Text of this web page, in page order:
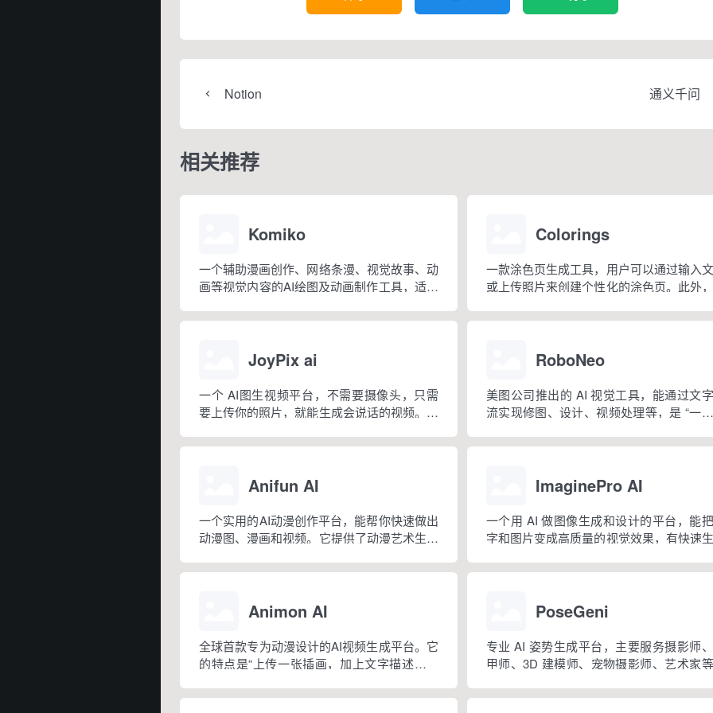
Notion 通义千问
相关推荐
Komiko
一个辅助漫画创作、网络条漫、视觉故事、动
画等视觉内容的AI绘图及动画制作工具，适合
者，以及那些不具备专业绘画技能但想创作漫
Colorings
一款涂色页生成工具，用户可以通过输入
或上传照片来创建个性化的涂色页。此外
陀罗、节日等主题，适合各个年龄段的人
JoyPix ai
一个 AI图生视频平台，不需要摄像头，只需
要上传你的照片，就能生成会说话的视频。整
像、制作视频。
RoboNeo
美图公司推出的 AI 视觉工具，能通过文
流实现修图、设计、视频处理等，是 “一站
Anifun AI
一个实用的AI动漫创作平台，能帮你快速做出
动漫图、漫画和视频。它提供了动漫艺术生成
ImaginePro AI
一个用 AI 做图像生成和设计的平台，能
字和图片变成高质量的视觉效果，有快速
能，还有移除背景、给图像加文字等工具。
Animon AI
全球首款专为动漫设计的AI视频生成平台。它
的特点是“上传一张插画，加上文字描述，大
创作、做短片、画分镜或者做宣传视频这些场
PoseGeni
专业 AI 姿势生成平台，主要服务摄影师
甲师、3D 建模师、宠物摄影师、艺术家
帮各类创意项目找到合适的姿势参考。